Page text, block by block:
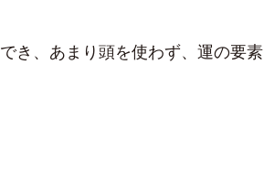
き、あまり頭を使わず、運の要素